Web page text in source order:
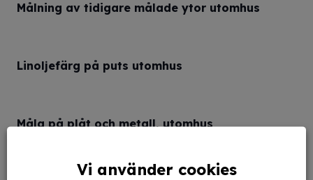
Målning av tidigare målade ytor utomhus
Linoljefärg på puts utomhus
Måla på plåt och metall, utomhus
Vi använder cookies